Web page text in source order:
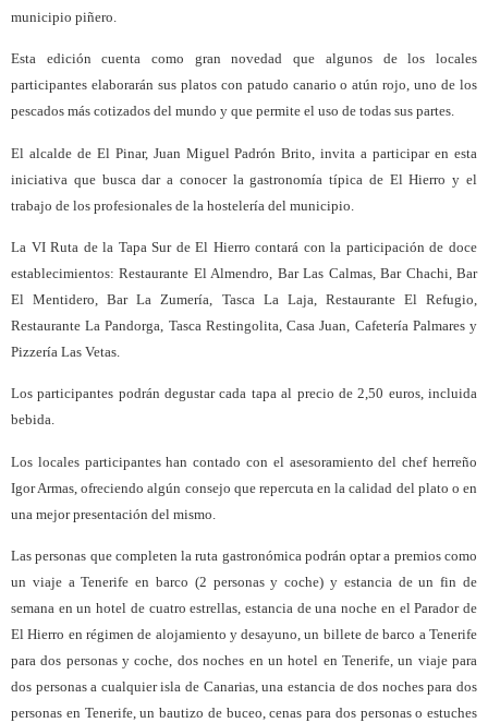
municipio piñero.
Esta edición cuenta como gran novedad que algunos de los locales
participantes elaborarán sus platos con patudo canario o atún rojo, uno de los
pescados más cotizados del mundo y que permite el uso de todas sus partes.
El alcalde de El Pinar, Juan Miguel Padrón Brito, invita a participar en esta
iniciativa que busca dar a conocer la gastronomía típica de El Hierro y el
trabajo de los profesionales de la hostelería del municipio.
La VI Ruta de la Tapa Sur de El Hierro contará con la participación de doce
establecimientos: Restaurante El Almendro, Bar Las Calmas, Bar Chachi, Bar
El Mentidero, Bar La Zumería, Tasca La Laja, Restaurante El Refugio,
Restaurante La Pandorga, Tasca Restingolita, Casa Juan, Cafetería Palmares y
Pizzería Las Vetas.
Los participantes podrán degustar cada tapa al precio de 2,50 euros, incluida
bebida.
Los locales participantes han contado con el asesoramiento del chef herreño
Igor Armas, ofreciendo algún consejo que repercuta en la calidad del plato o en
una mejor presentación del mismo.
Las personas que completen la ruta gastronómica podrán optar a premios como
un viaje a Tenerife en barco (2 personas y coche) y estancia de un fin de
semana en un hotel de cuatro estrellas, estancia de una noche en el Parador de
El Hierro en régimen de alojamiento y desayuno, un billete de barco a Tenerife
para dos personas y coche, dos noches en un hotel en Tenerife, un viaje para
dos personas a cualquier isla de Canarias, una estancia de dos noches para dos
personas en Tenerife, un bautizo de buceo, cenas para dos personas o estuches